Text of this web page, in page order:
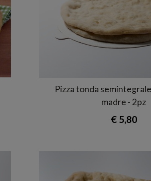
Pizza tonda
madre - 2pz
€ 5,80